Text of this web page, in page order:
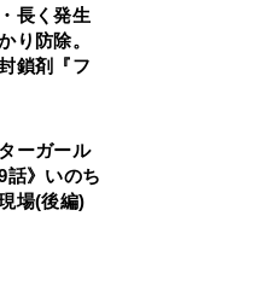
長く発生
り防除。
鎖剤『フ
ーガール
話》いのち
場(後編)